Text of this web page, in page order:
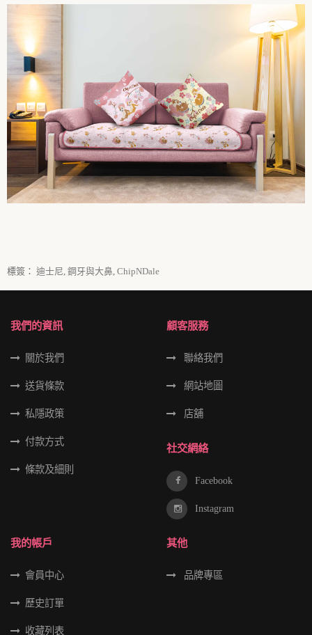
標簽： 迪士尼 鋼牙與大鼻 ChipNDale
我們的資訊
關於我們
送貨條款
私隱政策
付款方式
條款及細則
顧客服務
聯絡我們
網站地圖
店舖
社交網絡
Facebook
Instagram
我的帳戶
會員中心
歷史訂單
收藏列表
其他
品牌專區